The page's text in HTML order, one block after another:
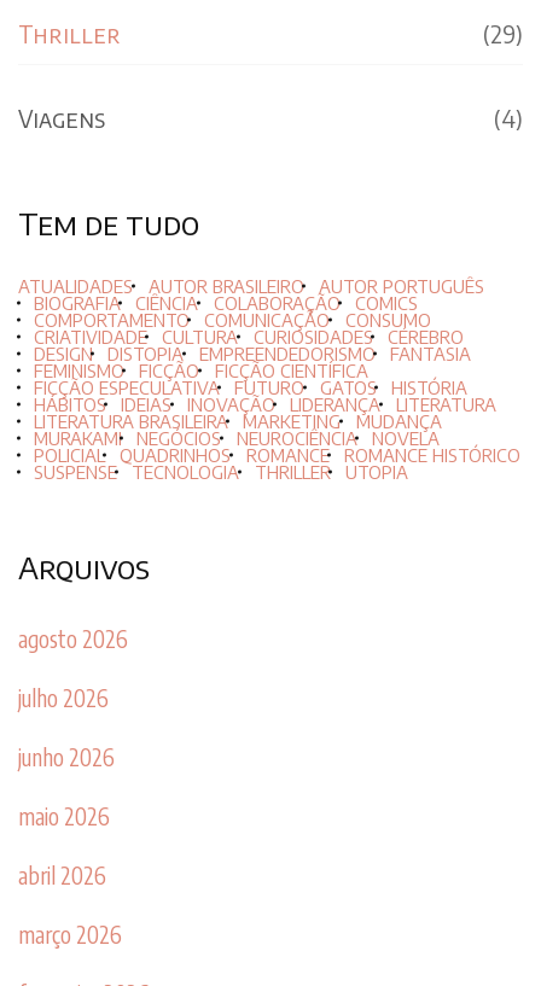
Thriller (29)
Viagens (4)
Tem de tudo
ATUALIDADES AUTOR BRASILEIRO AUTOR PORTUGUÊS
BIOGRAFIA CIÊNCIA COLABORAÇÃO COMICS
COMPORTAMENTO COMUNICAÇÃO CONSUMO
CRIATIVIDADE CULTURA CURIOSIDADES CÉREBRO
DESIGN DISTOPIA EMPREENDEDORISMO FANTASIA
FEMINISMO FICÇÃO FICÇÃO CIENTÍFICA
FICÇÃO ESPECULATIVA FUTURO GATOS HISTÓRIA
HÁBITOS IDEIAS INOVAÇÃO LIDERANÇA LITERATURA
LITERATURA BRASILEIRA MARKETING MUDANÇA
MURAKAMI NEGÓCIOS NEUROCIÊNCIA NOVELA
POLICIAL QUADRINHOS ROMANCE ROMANCE HISTÓRICO
SUSPENSE TECNOLOGIA THRILLER UTOPIA
Arquivos
agosto 2026
julho 2026
junho 2026
maio 2026
abril 2026
março 2026